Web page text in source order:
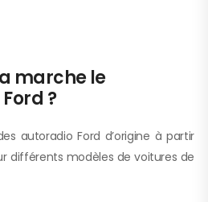
marche le
?
autoradio Ford d’origine à partir
différents modèles de voitures de